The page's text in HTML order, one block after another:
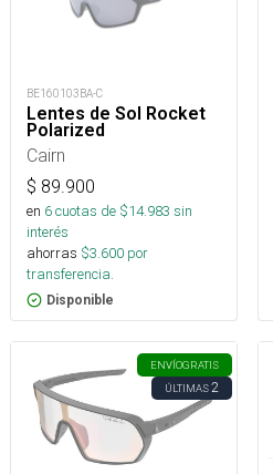
BE160103BA-C
Lentes de Sol Rocket
Polarized
Cairn
$ 89.900
en 6cuotas de $14.983 sin
interés
ahorras $3.600 por
transferencia.
Disponible
ENVÍOGRATIS
ÚLTIMAS2